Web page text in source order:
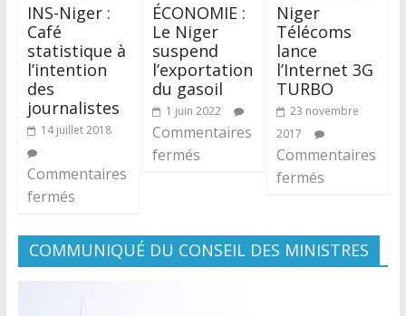
INS-Niger :
Café
statistique à
l’intention
des
journalistes
14 juillet 2018
Commentaires
fermés
ÉCONOMIE :
Le Niger
suspend
l’exportation
du gasoil
1 juin 2022
Commentaires
fermés
Niger
Télécoms
lance
l’Internet 3G
TURBO
23 novembre
2017
Commentaires
fermés
COMMUNIQUÉ DU CONSEIL DES MINISTRES